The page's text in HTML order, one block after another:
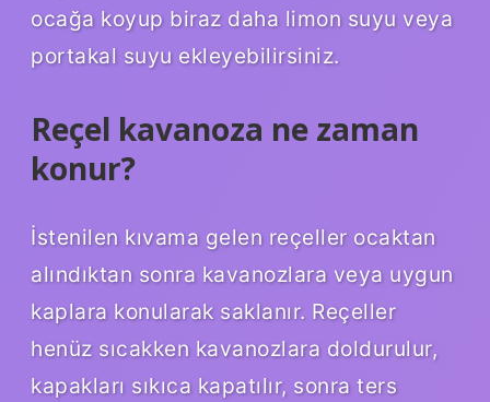
ocağa koyup biraz daha limon suyu veya
portakal suyu ekleyebilirsiniz.
Reçel kavanoza ne zaman
konur?
İstenilen kıvama gelen reçeller ocaktan
alındıktan sonra kavanozlara veya uygun
kaplara konularak saklanır. Reçeller
henüz sıcakken kavanozlara doldurulur,
kapakları sıkıca kapatılır, sonra ters